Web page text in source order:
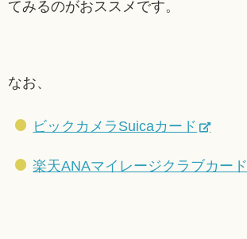
てみるのがおススメです。
なお、
ビックカメラSuicaカード
楽天ANAマイレージクラブカード